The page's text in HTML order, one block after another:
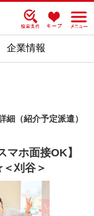
企業情報
細（紹介予定派遣）
ホ面接OK】
刈谷＞